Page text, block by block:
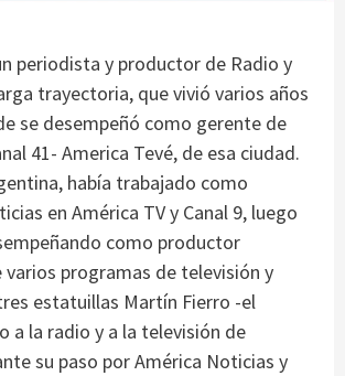
periodista y productor de Radio y
trayectoria, que vivió varios años
se desempeñó como gerente de
41- America Tevé, de esa ciudad.
había trabajado como
en América TV y Canal 9, luego
como productor
programas de televisión y
estatuillas Martín Fierro -el
a la radio y a la televisión de
su paso por América Noticias y